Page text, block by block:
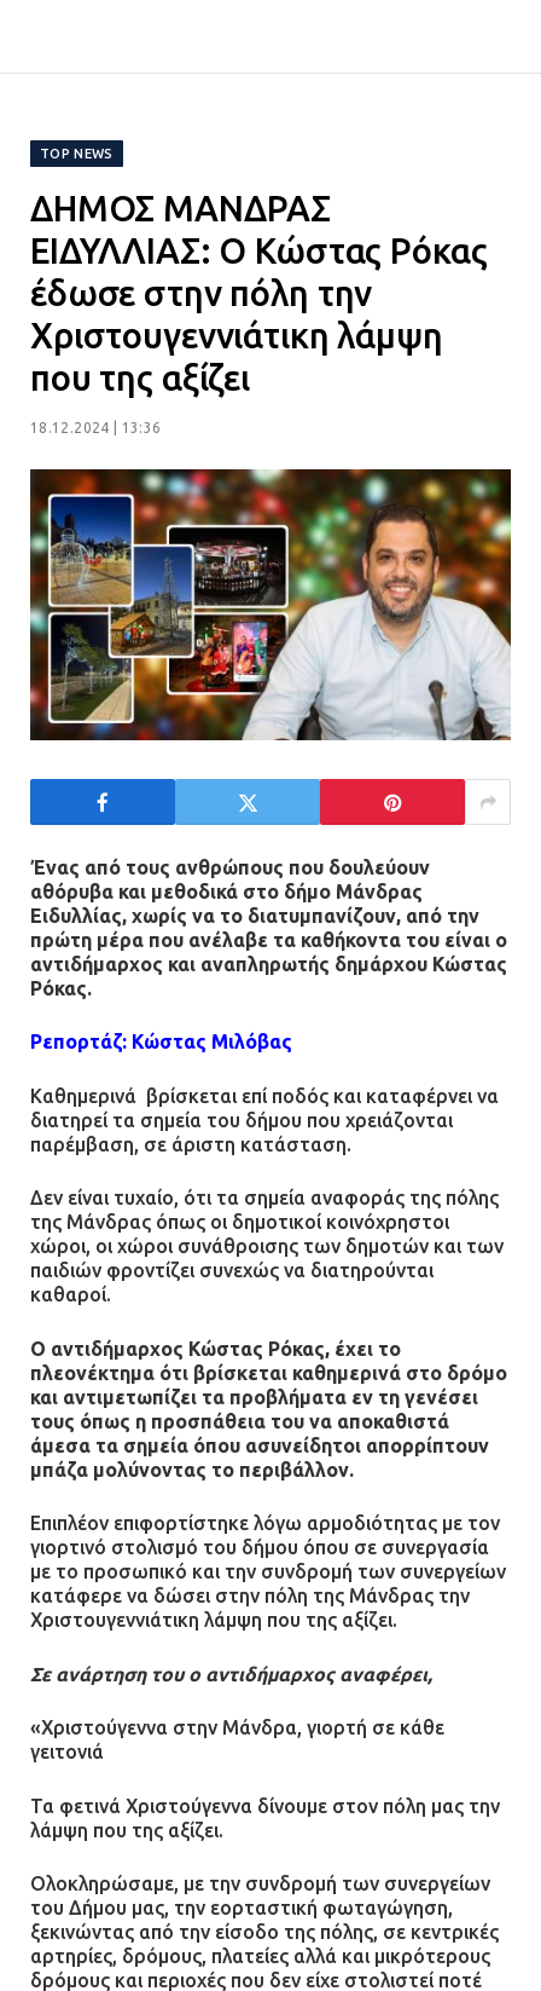
Βριλήσσια: Αυτοκίνητο έσπασε
τζαμαρία και μπήκε μέσα σε μαγαζί
13.07.2026 | 21:32
Η Οινόη αποκτά μια νέα, σύγχρονη
και ασφαλή παιδική χαρά
Τηλεφωνικές απάτες με λεία
130.000 ευρώ στην Αττική
13.07.2026 | 20:44
Ασπρόπυργος: Πέθανε ένας από
τους σοβαρά εγκαυματίες της
μεγάλης έκρηξης στο εργοστάσιο
αστυνομικοί για τους
πυροβολισμούς κατά του 20χρονου
με αναπηρία
11.07.2026 | 22:59
πρωινή διακοπή ρεύματος στη
09.07.2026 | 11:12
Ασπρόπυργο – Ήχησε το 112
09.07.2026 | 09:19
Δίωξη για απόπειρα
ανθρωποκτονίας στους δύο
αστυνομικούς
08.07.2026 | 22:30
Α.Τ. Ομονοίας: Ο Εισαγγελέας
πρότεινε την αθώωση των
αστυνομικών
08.07.2026 | 16:24
Ο δήμαρχος Μάνδρας δώρισε όλους
για μηχάνημα καρδιολογικών
08.07.2026 | 15:02
νέα πολυδύναμα οχήματα 4×4
ενισχύουν την Πολιτική Προστασία
08.07.2026 | 09:40
TOP NEWS
ΔΗΜΟΣ ΜΑΝΔΡΑΣ
ΕΙΔΥΛΛΙΑΣ: Ο Κώστας Ρόκας
έδωσε στην πόλη την
Χριστουγεννιάτικη λάμψη
που της αξίζει
18.12.2024 | 13:36
Ένας από τους ανθρώπους που δουλεύουν
αθόρυβα και μεθοδικά στο δήμο Μάνδρας
Ειδυλλίας, χωρίς να το διατυμπανίζουν, από την
πρώτη μέρα που ανέλαβε τα καθήκοντα του είναι ο
αντιδήμαρχος και αναπληρωτής δημάρχου Κώστας
Ρόκας.
Ρεπορτάζ: Κώστας Μιλόβας
Καθημερινά βρίσκεται επί ποδός και καταφέρνει να
διατηρεί τα σημεία του δήμου που χρειάζονται
παρέμβαση, σε άριστη κατάσταση.
Δεν είναι τυχαίο, ότι τα σημεία αναφοράς της πόλης
της Μάνδρας όπως οι δημοτικοί κοινόχρηστοι
χώροι, οι χώροι συνάθροισης των δημοτών και των
παιδιών φροντίζει συνεχώς να διατηρούνται
καθαροί.
Ο αντιδήμαρχος Κώστας Ρόκας, έχει το
πλεονέκτημα ότι βρίσκεται καθημερινά στο δρόμο
και αντιμετωπίζει τα προβλήματα εν τη γενέσει
τους όπως η προσπάθεια του να αποκαθιστά
άμεσα τα σημεία όπου ασυνείδητοι απορρίπτουν
μπάζα μολύνοντας το περιβάλλον.
Επιπλέον επιφορτίστηκε λόγω αρμοδιότητας με τον
γιορτινό στολισμό του δήμου όπου σε συνεργασία
με το προσωπικό και την συνδρομή των συνεργείων
κατάφερε να δώσει στην πόλη της Μάνδρας την
Χριστουγεννιάτικη λάμψη που της αξίζει.
Σε ανάρτηση του ο αντιδήμαρχος αναφέρει,
«Χριστούγεννα στην Μάνδρα, γιορτή σε κάθε
γειτονιά
Τα φετινά Χριστούγεννα δίνουμε στον πόλη μας την
λάμψη που της αξίζει.
Ολοκληρώσαμε, με την συνδρομή των συνεργείων
του Δήμου μας, την εορταστική φωταγώγηση,
ξεκινώντας από την είσοδο της πόλης, σε κεντρικές
αρτηρίες, δρόμους, πλατείες αλλά και μικρότερους
δρόμους και περιοχές που δεν είχε στολιστεί ποτέ